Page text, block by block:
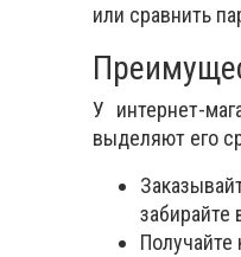
или сравнить
У интернет-
выделяют его